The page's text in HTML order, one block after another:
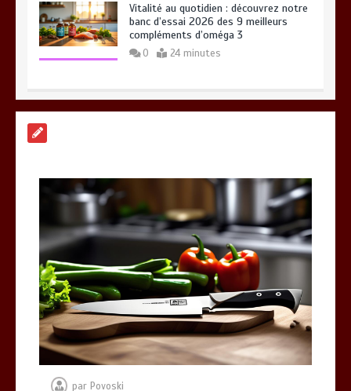
Vitalité au quotidien : découvrez notre
banc d’essai 2026 des 9 meilleurs
compléments d’oméga 3
0 24 minutes
Alimentation équilibrée : ses bienfaits
pour une santé durable
0 10 minutes
par Povoski